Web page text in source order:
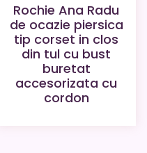
Rochie Ana Radu
de ocazie piersica
tip corset in clos
din tul cu bust
buretat
accesorizata cu
cordon